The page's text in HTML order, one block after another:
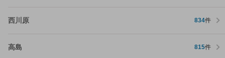
西川原 834件
高島 815件